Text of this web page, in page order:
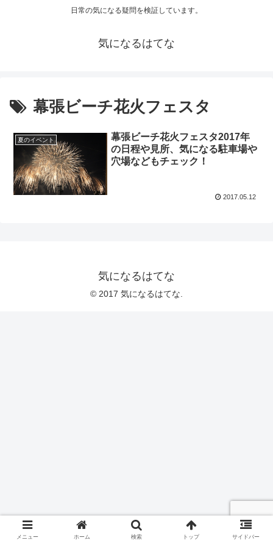
日常の気になる疑問を検証しています。
気になるはてな
幕張ビーチ花火フェスタ
夏のイベント
幕張ビーチ花火フェスタ2017年
の日程や見所、気になる駐車場や
穴場などもチェック！
2017.05.12
気になるはてな
© 2017 気になるはてな.
メニュー ホーム 検索 トップ サイドバー